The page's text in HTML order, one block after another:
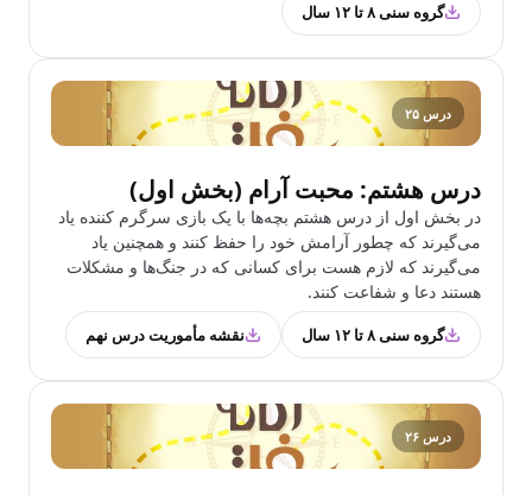
گروه سنی ۸ تا ۱۲ سال
درس ۲۵
درس هشتم: محبت آرام (بخش اول)
در بخش اول از درس هشتم بچه‌ها با یک بازی سرگرم کننده یاد
می‌گیرند که چطور آرامش خود را حفظ کنند و همچنین یاد‌
می‌گیرند که لازم هست برای کسانی که در جنگ‌ها و مشکلات
هستند دعا و شفاعت کنند.
گروه سنی ۸ تا ۱۲ سال نقشه مأموریت درس نهم
درس ۲۶